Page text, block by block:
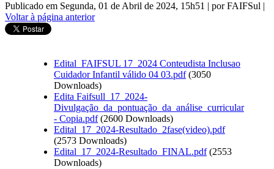
Publicado em Segunda, 01 de Abril de 2024, 15h51 | por FAIFSul |
Voltar à página anterior
Edital_FAIFSUL 17_2024 Conteudista Inclusao
Cuidador Infantil válido 04 03.pdf (3050
Downloads)
Edita Faifsull_17_2024-
Divulgação_da_pontuação_da_análise_curricular
- Copia.pdf (2600 Downloads)
Edital_17_2024-Resultado_2fase(video).pdf
(2573 Downloads)
Edital_17_2024-Resultado_FINAL.pdf (2553
Downloads)